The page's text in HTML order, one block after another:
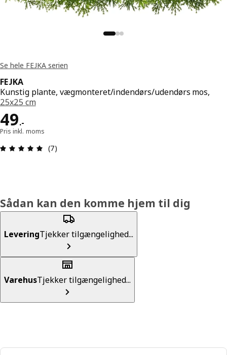
Se hele FEJKA serien
FEJKA
Kunstig plante, vægmonteret/indendørs/udendørs mos,
25x25 cm
49.-
Pris 49.-
Pris inkl. moms
Anmeldelse: 4.9 Ud af 5 Stjerner. Anmeldelser i
(7)
Sådan kan den komme hjem til dig
LeveringTjekker tilgængelighed...
VarehusTjekker tilgængelighed...